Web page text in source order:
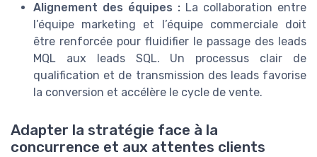
Alignement des équipes : La collaboration entre
l’équipe marketing et l’équipe commerciale doit
être renforcée pour fluidifier le passage des leads
MQL aux leads SQL. Un processus clair de
qualification et de transmission des leads favorise
la conversion et accélère le cycle de vente.
Adapter la stratégie face à la
concurrence et aux attentes clients